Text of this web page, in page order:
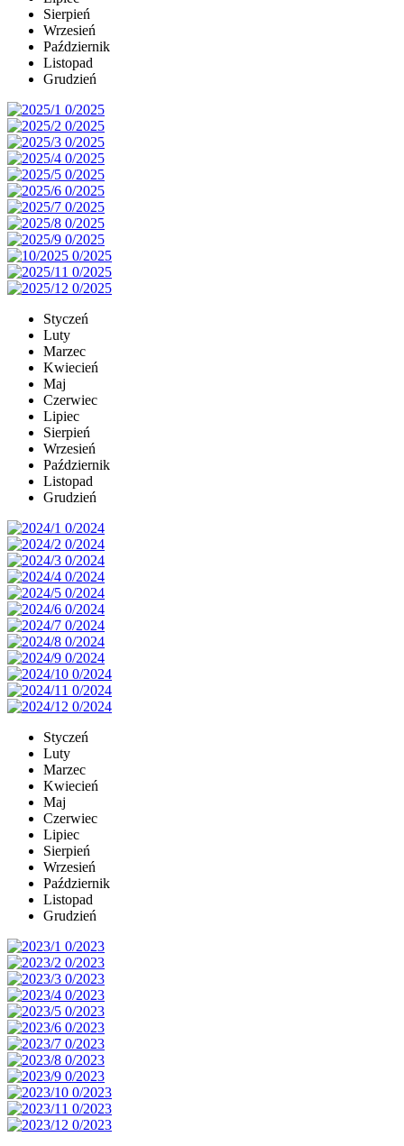
Sierpień
Wrzesień
Październik
Listopad
Grudzień
Styczeń
Luty
Marzec
Kwiecień
Maj
Czerwiec
Lipiec
Sierpień
Wrzesień
Październik
Listopad
Grudzień
Styczeń
Luty
Marzec
Kwiecień
Maj
Czerwiec
Lipiec
Sierpień
Wrzesień
Październik
Listopad
Grudzień